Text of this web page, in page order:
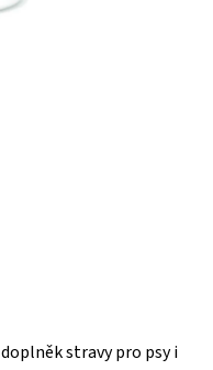
stravy pro psy i